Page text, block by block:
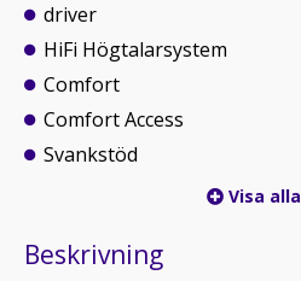
driver
HiFi Högtalarsystem
Comfort
Comfort Access
Svankstöd
Visa alla
Beskrivning